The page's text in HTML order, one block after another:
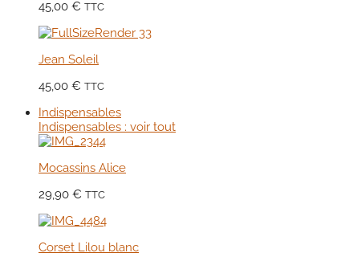
45,00 € TTC
Jean Soleil
45,00 € TTC
Indispensables
Indispensables : voir tout
Mocassins Alice
29,90 € TTC
Corset Lilou blanc